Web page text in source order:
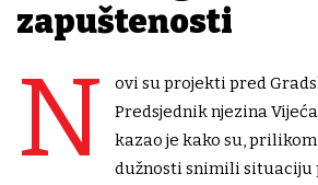
zapuštenosti
N
ovi su projekti pred
Predsjednik njezina
kazao je kako su,
dužnosti snimili situaciju